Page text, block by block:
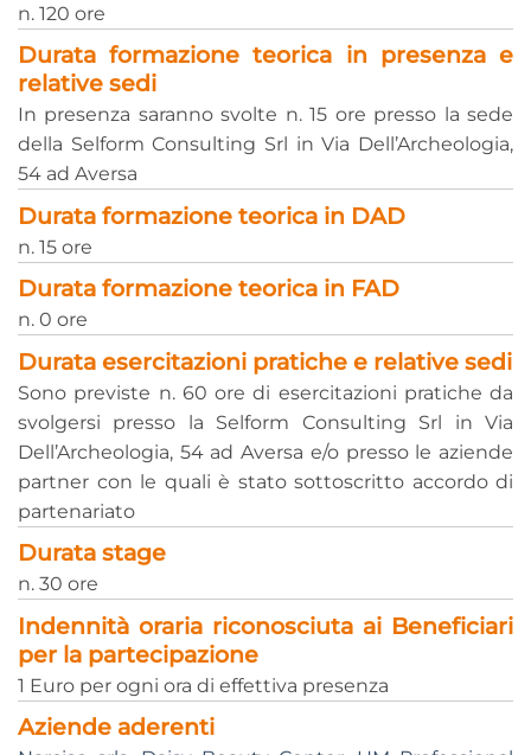
n. 120 ore
Durata formazione teorica in presenza e
relative sedi
In presenza saranno svolte n. 15 ore presso la sede
della Selform Consulting Srl in Via Dell’Archeologia,
54 ad Aversa
Durata formazione teorica in DAD
n. 15 ore
Durata formazione teorica in FAD
n. 0 ore
Durata esercitazioni pratiche e relative sedi
Sono previste n. 60 ore di esercitazioni pratiche da
svolgersi presso la Selform Consulting Srl in Via
Dell’Archeologia, 54 ad Aversa e/o presso le aziende
partner con le quali è stato sottoscritto accordo di
partenariato
Durata stage
n. 30 ore
Indennità oraria riconosciuta ai Beneficiari
per la partecipazione
1 Euro per ogni ora di effettiva presenza
Aziende aderenti